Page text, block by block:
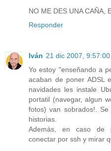
NO ME DES UNA CAÑA,
Responder
Iván 21 dic 2007, 9:57:00
Yo estoy "enseñando a
acaban de poner ADSL
navidades les instale
portatil (navegar, algun
fotos) van sobrados!.
historias.
Además, en caso de
conectar por ssh y mirar